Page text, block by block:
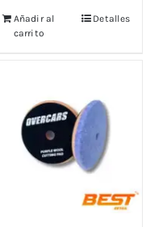
Añadir al
carrito
Detalles